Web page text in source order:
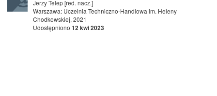
Jerzy Telep [red. nacz.]
Warszawa: Uczelnia Techniczno-Handlowa im. Heleny
Chodkowskiej, 2021
Udostępniono 12 kwi 2023